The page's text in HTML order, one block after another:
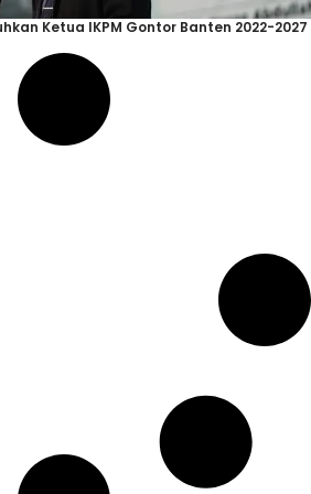
Ketua IKPM Gontor Banten 2022-2027